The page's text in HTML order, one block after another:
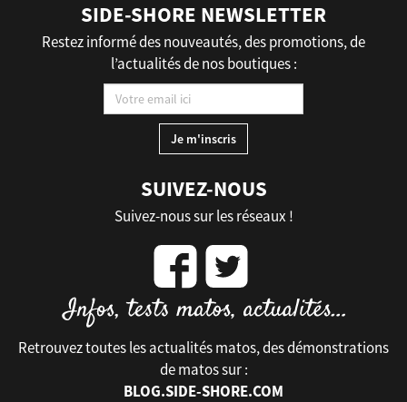
SIDE-SHORE NEWSLETTER
Restez informé des nouveautés, des promotions, de
l’actualités de nos boutiques :
SUIVEZ-NOUS
Suivez-nous sur les réseaux !
Retrouvez toutes les actualités matos, des démonstrations
de matos sur :
BLOG.SIDE-SHORE.COM